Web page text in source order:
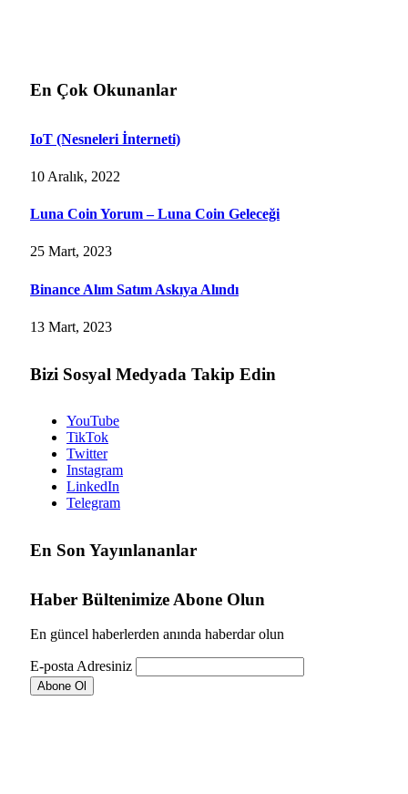
En Çok Okunanlar
IoT (Nesneleri İnterneti)
10 Aralık, 2022
Luna Coin Yorum – Luna Coin Geleceği
25 Mart, 2023
Binance Alım Satım Askıya Alındı
13 Mart, 2023
Bizi Sosyal Medyada Takip Edin
YouTube
TikTok
Twitter
Instagram
LinkedIn
Telegram
En Son Yayınlananlar
Haber Bültenimize Abone Olun
En güncel haberlerden anında haberdar olun
E-posta Adresiniz